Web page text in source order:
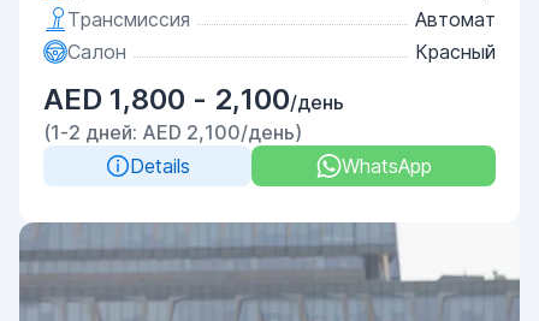
Трансмиссия
Автомат
Салон
Красный
AED 1,800 - 2,100/день
(1-2 дней: AED 2,100/день)
Details
WhatsApp